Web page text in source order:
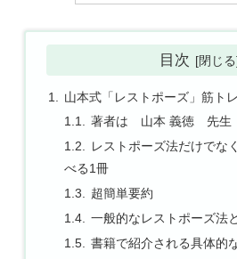
目次
山本式「レストポーズ」筋ト
著者は 山本 義徳 先生
レストポーズ法だけでな
べる1冊
超簡単要約
一般的なレストポーズ法
書籍で紹介される具体的